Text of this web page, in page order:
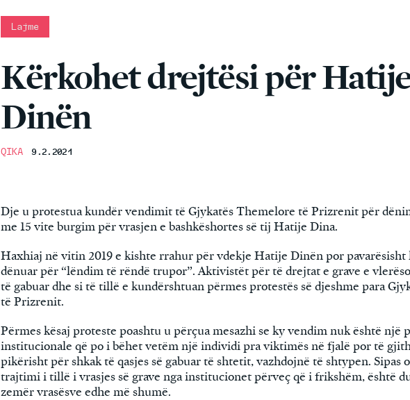
Lajme
Kërkohet drejtësi për
Dinën
QIKA 9.2.2021
Dje u protestua kundër vendimit të Gjykatës Themelore të Prizrenit për
me 15 vite burgim për vrasjen e bashkëshortes së tij Hatije Dina.
Haxhiaj në vitin 2019 e kishte rrahur për vdekje Hatije Dinën por pavarësisht
dënuar për “lëndim të rëndë trupor”. Aktivistët për të drejtat e grave e
të gabuar dhe si të tillë e kundërshtuan përmes protestës së djeshme para
të Prizrenit.
Përmes kësaj proteste poashtu u përçua mesazhi se ky vendim nuk është një
institucionale që po i bëhet vetëm një individi pra viktimës në fjalë por të
pikërisht për shkak të qasjes së gabuar të shtetit, vazhdojnë të shtypen. Sipas
trajtimi i tillë i vrasjes së grave nga institucionet përveç që i frikshëm, është
zemër vrasësve edhe më shumë.